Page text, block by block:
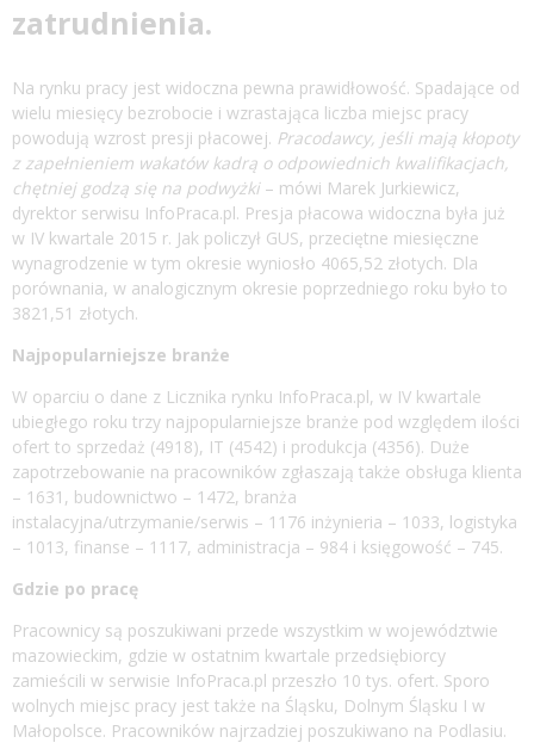
zatrudnienia.
Na rynku pracy jest widoczna pewna prawidłowość. Spadające od
wielu miesięcy bezrobocie i wzrastająca liczba miejsc pracy
powodują wzrost presji płacowej. Pracodawcy, jeśli mają kłopoty
z zapełnieniem wakatów kadrą o odpowiednich kwalifikacjach,
chętniej godzą się na podwyżki – mówi Marek Jurkiewicz,
dyrektor serwisu InfoPraca.pl. Presja płacowa widoczna była już
w IV kwartale 2015 r. Jak policzył GUS, przeciętne miesięczne
wynagrodzenie w tym okresie wyniosło 4065,52 złotych. Dla
porównania, w analogicznym okresie poprzedniego roku było to
3821,51 złotych.
Najpopularniejsze branże
W oparciu o dane z Licznika rynku InfoPraca.pl, w IV kwartale
ubiegłego roku trzy najpopularniejsze branże pod względem ilości
ofert to sprzedaż (4918), IT (4542) i produkcja (4356). Duże
zapotrzebowanie na pracowników zgłaszają także obsługa klienta
– 1631, budownictwo – 1472, branża
instalacyjna/utrzymanie/serwis – 1176 inżynieria – 1033, logistyka
– 1013, finanse – 1117, administracja – 984 i księgowość – 745.
Gdzie po pracę
Pracownicy są poszukiwani przede wszystkim w województwie
mazowieckim, gdzie w ostatnim kwartale przedsiębiorcy
zamieścili w serwisie InfoPraca.pl przeszło 10 tys. ofert. Sporo
wolnych miejsc pracy jest także na Śląsku, Dolnym Śląsku I w
Małopolsce. Pracowników najrzadziej poszukiwano na Podlasiu.